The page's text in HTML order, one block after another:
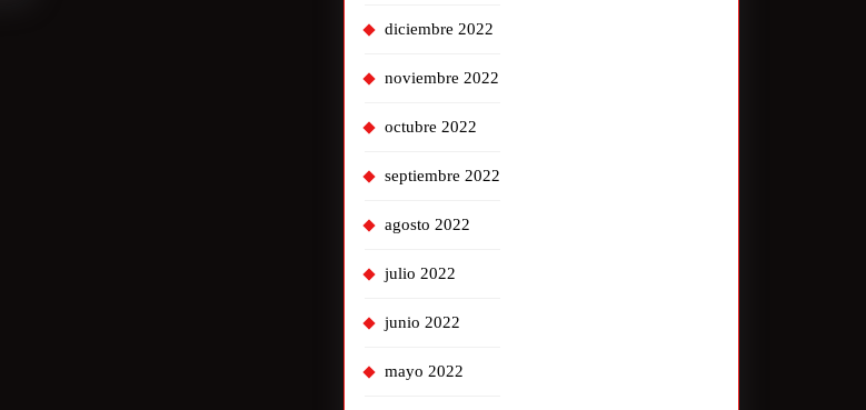
diciembre 2022
noviembre 2022
octubre 2022
septiembre 2022
agosto 2022
julio 2022
junio 2022
mayo 2022